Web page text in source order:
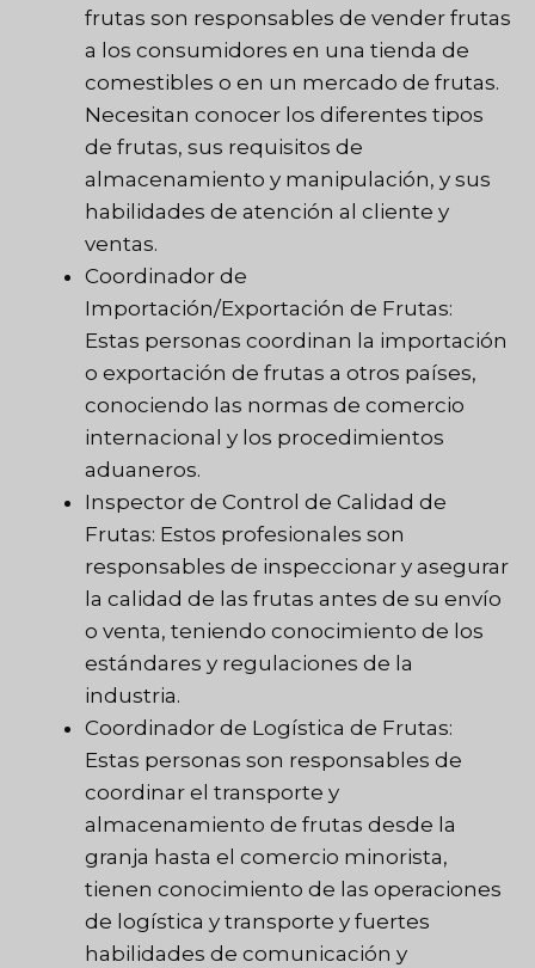
frutas son responsables de vender frutas
a los consumidores en una tienda de
comestibles o en un mercado de frutas.
Necesitan conocer los diferentes tipos
de frutas, sus requisitos de
almacenamiento y manipulación, y sus
habilidades de atención al cliente y
ventas.
Coordinador de
Importación/Exportación de Frutas:
Estas personas coordinan la importación
o exportación de frutas a otros países,
conociendo las normas de comercio
internacional y los procedimientos
aduaneros.
Inspector de Control de Calidad de
Frutas: Estos profesionales son
responsables de inspeccionar y asegurar
la calidad de las frutas antes de su envío
o venta, teniendo conocimiento de los
estándares y regulaciones de la
industria.
Coordinador de Logística de Frutas:
Estas personas son responsables de
coordinar el transporte y
almacenamiento de frutas desde la
granja hasta el comercio minorista,
tienen conocimiento de las operaciones
de logística y transporte y fuertes
habilidades de comunicación y